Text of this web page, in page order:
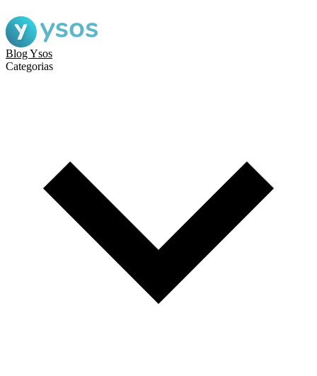
Blog Ysos
Categorias